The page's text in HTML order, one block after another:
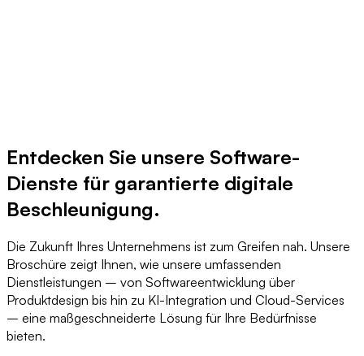
Entdecken Sie unsere Software-
Dienste für garantierte digitale
Beschleunigung.
Die Zukunft Ihres Unternehmens ist zum Greifen nah. Unsere
Broschüre zeigt Ihnen, wie unsere umfassenden
Dienstleistungen – von Softwareentwicklung über
Produktdesign bis hin zu KI-Integration und Cloud-Services
– eine maßgeschneiderte Lösung für Ihre Bedürfnisse
bieten.